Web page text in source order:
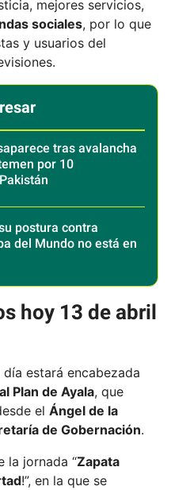
mejores servicios,
sociales, por lo que
y usuarios del
tras avalancha
por 10
postura contra
del Mundo no está en
hoy 13 de abril
estará encabezada
Plan de Ayala, que
el Ángel de la
de Gobernación.
la jornada “Zapata
!”, en la que se